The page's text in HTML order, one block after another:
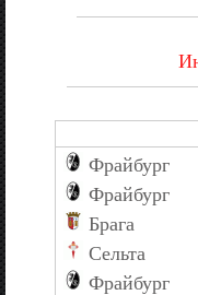
Фрайбург
Фрайбург
Брага
Сельта
Фрайбург